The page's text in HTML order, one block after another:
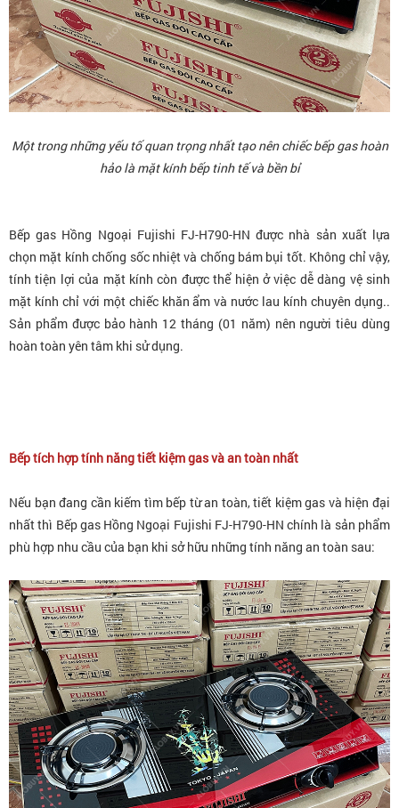
Một trong những yếu tố quan trọng nhất tạo nên chiếc bếp gas hoàn
hảo là mặt kính bếp tinh tế và bền bỉ
Bếp gas Hồng Ngoại Fujishi FJ-H790-HN được nhà sản xuất lựa
chọn mặt kính chống sốc nhiệt và chống bám bụi tốt. Không chỉ vậy,
tính tiện lợi của mặt kính còn được thể hiện ở việc dễ dàng vệ sinh
mặt kính chỉ với một chiếc khăn ẩm và nước lau kính chuyên dụng..
Sản phẩm được bảo hành 12 tháng (01 năm) nên người tiêu dùng
hoàn toàn yên tâm khi sử dụng.
Bếp tích hợp tính năng tiết kiệm gas và an toàn nhất
Nếu bạn đang cần kiếm tìm bếp từ an toàn, tiết kiệm gas và hiện đại
nhất thì Bếp gas Hồng Ngoại Fujishi FJ-H790-HN chính là sản phẩm
phù hợp nhu cầu của bạn khi sở hữu những tính năng an toàn sau: